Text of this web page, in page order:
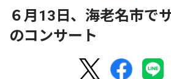
６月13日、海老名市で
のコンサート